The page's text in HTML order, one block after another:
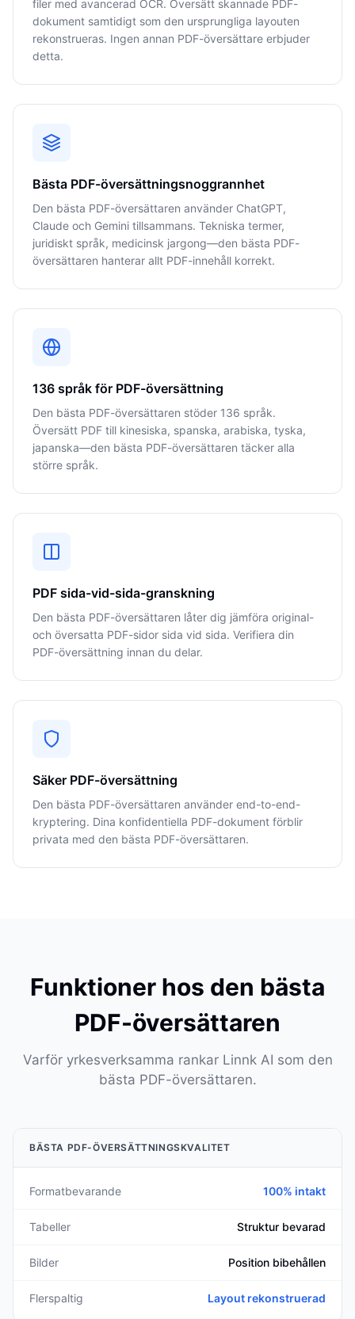
filer med avancerad OCR. Översätt skannade PDF-
dokument samtidigt som den ursprungliga layouten
rekonstrueras. Ingen annan PDF-översättare erbjuder
detta.
Bästa PDF-översättningsnoggrannhet
Den bästa PDF-översättaren använder ChatGPT,
Claude och Gemini tillsammans. Tekniska termer,
juridiskt språk, medicinsk jargong—den bästa PDF-
översättaren hanterar allt PDF-innehåll korrekt.
136 språk för PDF-översättning
Den bästa PDF-översättaren stöder 136 språk.
Översätt PDF till kinesiska, spanska, arabiska, tyska,
japanska—den bästa PDF-översättaren täcker alla
större språk.
PDF sida-vid-sida-granskning
Den bästa PDF-översättaren låter dig jämföra original-
och översatta PDF-sidor sida vid sida. Verifiera din
PDF-översättning innan du delar.
Säker PDF-översättning
Den bästa PDF-översättaren använder end-to-end-
kryptering. Dina konfidentiella PDF-dokument förblir
privata med den bästa PDF-översättaren.
Funktioner hos den bästa
PDF-översättaren
Varför yrkesverksamma rankar Linnk AI som den
bästa PDF-översättaren.
BÄSTA PDF-ÖVERSÄTTNINGSKVALITET
Formatbevarande 100% intakt
Tabeller Struktur bevarad
Bilder Position bibehållen
Flerspaltig Layout rekonstruerad